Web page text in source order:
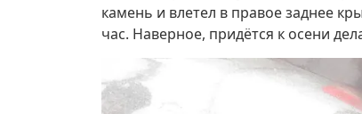
камень и влетел в правое заднее
час. Наверное, придётся к осени